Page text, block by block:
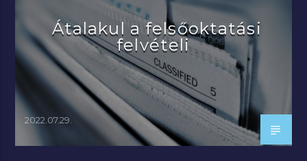
Átalakul a felsőoktatási
felvételi
2022.07.29.